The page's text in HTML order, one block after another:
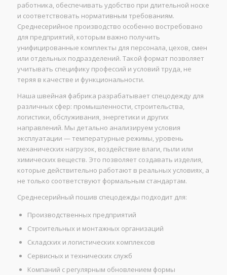
работника, обеспечивать удобство при длительной носке
и соответствовать нормативным требованиям.
Среднесерийное производство особенно востребовано
для предприятий, которым важно получить
унифицированные комплекты для персонала, цехов, смен
или отдельных подразделений. Такой формат позволяет
учитывать специфику профессий и условий труда, не
теряя в качестве и функциональности.
Наша швейная фабрика разрабатывает спецодежду для
различных сфер: промышленности, строительства,
логистики, обслуживания, энергетики и других
направлений. Мы детально анализируем условия
эксплуатации — температурные режимы, уровень
механических нагрузок, воздействие влаги, пыли или
химических веществ. Это позволяет создавать изделия,
которые действительно работают в реальных условиях, а
не только соответствуют формальным стандартам.
Среднесерийный пошив спецодежды подходит для:
Производственных предприятий
Строительных и монтажных организаций
Складских и логистических комплексов
Сервисных и технических служб
Компаний с регулярным обновлением формы